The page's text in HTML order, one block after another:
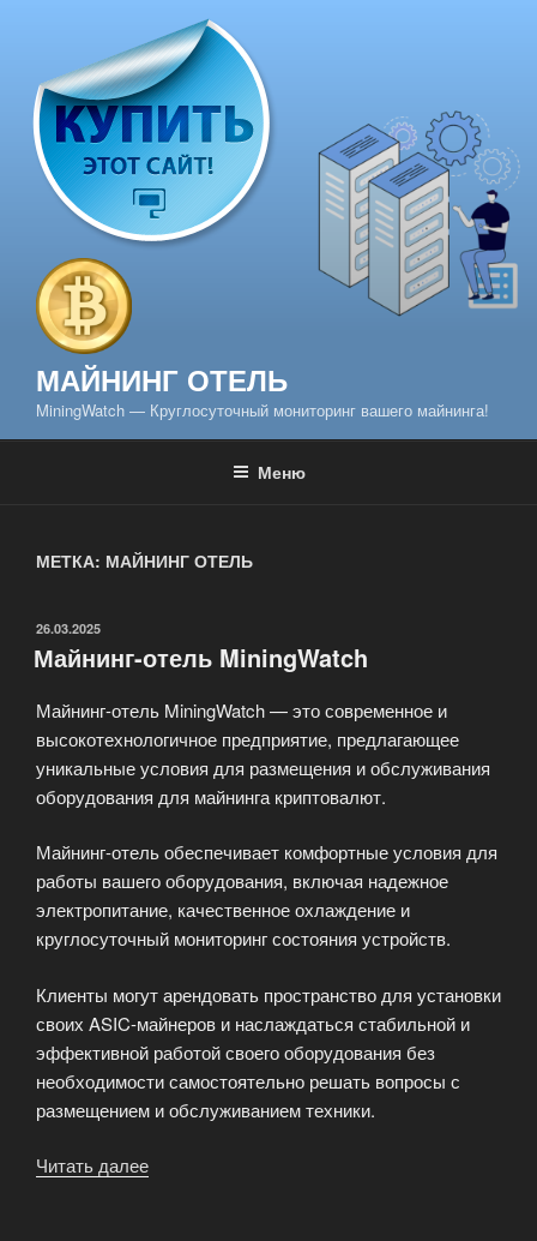
содержимому
МАЙНИНГ ОТЕЛЬ
MiningWatch — Круглосуточный мониторинг вашего майнинга!
Меню
МЕТКА: МАЙНИНГ ОТЕЛЬ
ОПУБЛИКОВАНО
26.03.2025
Майнинг-отель MiningWatch
Майнинг-отель MiningWatch — это современное и
высокотехнологичное предприятие, предлагающее
уникальные условия для размещения и обслуживания
оборудования для майнинга криптовалют.
Майнинг-отель обеспечивает комфортные условия для
работы вашего оборудования, включая надежное
электропитание, качественное охлаждение и
круглосуточный мониторинг состояния устройств.
Клиенты могут арендовать пространство для установки
своих ASIC-майнеров и наслаждаться стабильной и
эффективной работой своего оборудования без
необходимости самостоятельно решать вопросы с
размещением и обслуживанием техники.
Читать далее